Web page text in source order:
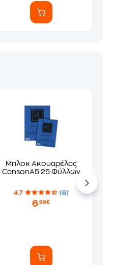
Μπλοκ Ακουαρέλας
CansonA5 25 Φύλλων
4.7 (6)
6,99€